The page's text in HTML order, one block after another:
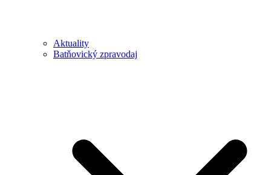
Aktuality
Batňovický zpravodaj